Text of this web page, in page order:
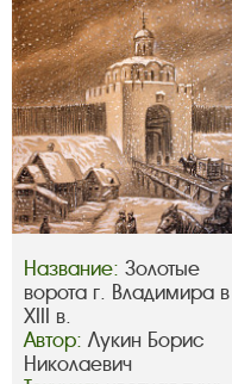
Название: Золотые
ворота г. Владимира в
XIII в.
Автор: Лукин Борис
Николаевич